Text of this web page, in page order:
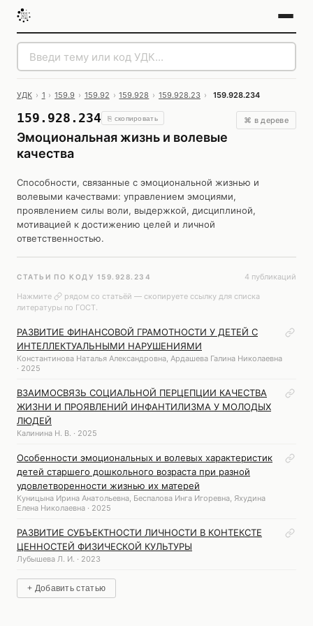
УДК › 1 › 159.9 › 159.92 › 159.928 › 159.928.23 › 159.928.234
159.928.234 ⎘ скопировать
Эмоциональная жизнь и волевые
качества
⌘ в дереве
Способности, связанные с эмоциональной жизнью и
волевыми качествами: управлением эмоциями,
проявлением силы воли, выдержкой, дисциплиной,
мотивацией к достижению целей и личной
ответственностью.
СТАТЬИ ПО КОДУ 159.928.234
4 публикаций
Нажмите
рядом со статьёй — скопируете ссылку для списка
литературы по ГОСТ.
РАЗВИТИЕ ФИНАНСОВОЙ ГРАМОТНОСТИ У ДЕТЕЙ С
ИНТЕЛЛЕКТУАЛЬНЫМИ НАРУШЕНИЯМИ
Константинова Наталья Александровна, Ардашева Галина Николаевна
· 2025
ВЗАИМОСВЯЗЬ СОЦИАЛЬНОЙ ПЕРЦЕПЦИИ КАЧЕСТВА
ЖИЗНИ И ПРОЯВЛЕНИЙ ИНФАНТИЛИЗМА У МОЛОДЫХ
ЛЮДЕЙ
Калинина Н. В. · 2025
Особенности эмоциональных и волевых характеристик
детей старшего дошкольного возраста при разной
удовлетворенности жизнью их матерей
Куницына Ирина Анатольевна, Беспалова Инга Игоревна, Яхудина
Елена Николаевна · 2025
РАЗВИТИЕ СУБЪЕКТНОСТИ ЛИЧНОСТИ В КОНТЕКСТЕ
ЦЕННОСТЕЙ ФИЗИЧЕСКОЙ КУЛЬТУРЫ
Лубышева Л. И. · 2023
+ Добавить статью